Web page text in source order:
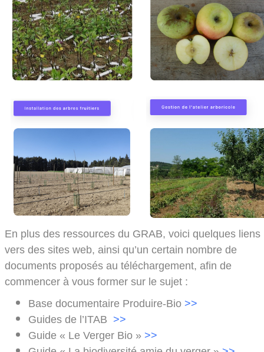
En plus des ressources du GRAB, voici quelques liens
vers des sites web, ainsi qu’un certain nombre de
documents proposés au téléchargement, afin de
commencer à vous former sur le sujet :
Base documentaire Produire-Bio >>
Guides de l’ITAB >>
Guide « Le Verger Bio » >>